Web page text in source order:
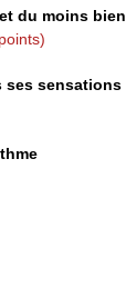
du moins bien
ses sensations